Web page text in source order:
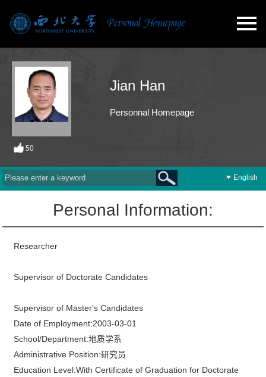
Jian Han
Personnal Homepage
50
English
Personal Information:
Researcher
Supervisor of Doctorate Candidates
Supervisor of Master's Candidates
Date of Employment:2003-03-01
School/Department:地质学系
Administrative Position:研究员
Education Level:With Certificate of Graduation for Doctorate